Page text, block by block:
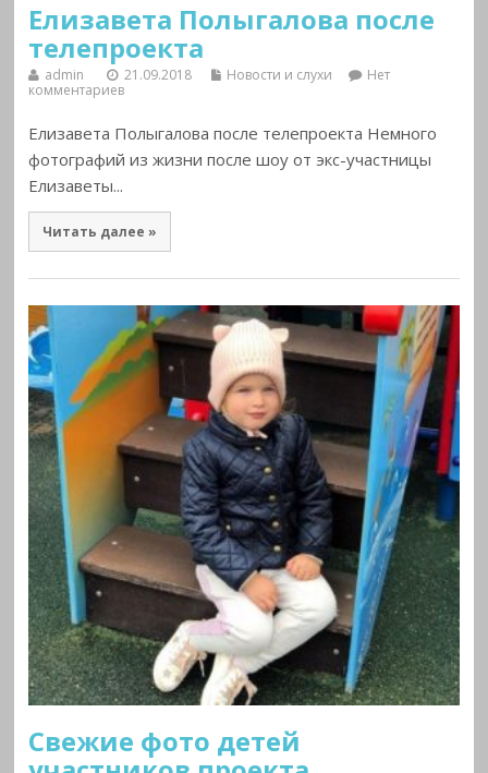
Елизавета Полыгалова после
телепроекта
admin 21.09.2018 Новости и слухи
Нет
комментариев
Елизавета Полыгалова после телепроекта Немного
фотографий из жизни после шоу от экс-участницы
Елизаветы...
Читать далее »
Свежие фото детей